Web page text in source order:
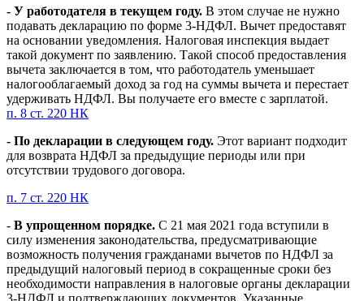
- У работодателя в текущем году. В этом случае не нужно
подавать декларацию по форме 3-НДФЛ. Вычет предоставят
на основании уведомления. Налоговая инспекция выдает
такой документ по заявлению. Такой способ предоставления
вычета заключается в том, что работодатель уменьшает
налогооблагаемый доход за год на суммы вычета и перестает
удерживать НДФЛ. Вы получаете его вместе с зарплатой.
п. 8 ст. 220 НК
- По декларации в следующем году. Этот вариант подходит
для возврата НДФЛ за предыдущие периоды или при
отсутствии трудового договора.
п. 7 ст. 220 НК
- В упрощенном порядке. С 21 мая 2021 года вступили в
силу изменения законодательства, предусматривающие
возможность получения гражданами вычетов по НДФЛ за
предыдущий налоговый период в сокращенные сроки без
необходимости направления в налоговые органы декларации
3-НДФЛ и подтверждающих документов. Указанные